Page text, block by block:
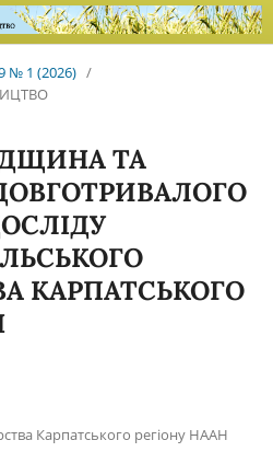
№ 1 (2026) /
ТА
КАРПАТСЬКОГО
Карпатського регіону НААН